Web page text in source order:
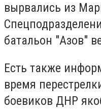
вырвались из
батальон "Азов"
Есть также
время
боевиков ДНР